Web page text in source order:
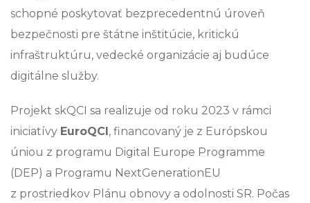
schopné poskytovať bezprecedentnú úroveň
bezpečnosti pre štátne inštitúcie, kritickú
infraštruktúru, vedecké organizácie aj budúce
digitálne služby.
Projekt skQCI sa realizuje od roku 2023 v rámci
iniciatívy EuroQCI, financovaný je z Európskou
úniou z programu Digital Europe Programme
(DEP) a Programu NextGenerationEU
z prostriedkov Plánu obnovy a odolnosti SR. Počas